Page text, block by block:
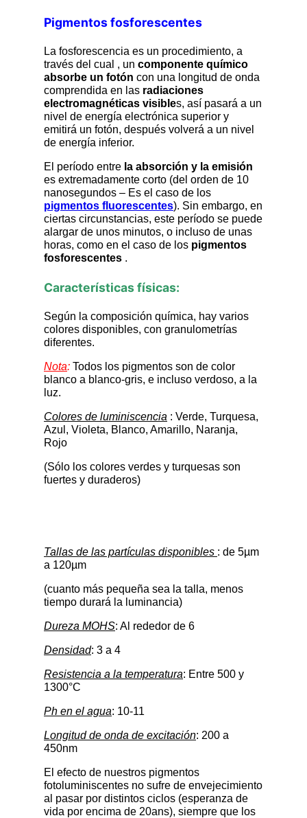
Pigmentos fosforescentes
La fosforescencia es un procedimiento, a
través del cual , un componente químico
absorbe un fotón con una longitud de onda
comprendida en las radiaciones
electromagnéticas visibles, así pasará a un
nivel de energía electrónica superior y
emitirá un fotón, después volverá a un nivel
de energía inferior.
El período entre la absorción y la emisión
es extremadamente corto (del orden de 10
nanosegundos – Es el caso de los
pigmentos fluorescentes). Sin embargo, en
ciertas circunstancias, este período se puede
alargar de unos minutos, o incluso de unas
horas, como en el caso de los pigmentos
fosforescentes .
Características físicas:
Según la composición química, hay varios
colores disponibles, con granulometrías
diferentes.
Nota: Todos los pigmentos son de color
blanco a blanco-gris, e incluso verdoso, a la
luz.
Colores de luminiscencia : Verde, Turquesa,
Azul, Violeta, Blanco, Amarillo, Naranja,
Rojo
(Sólo los colores verdes y turquesas son
fuertes y duraderos)
Tallas de las partículas disponibles : de 5µm
a 120µm
(cuanto más pequeña sea la talla, menos
tiempo durará la luminancia)
Dureza MOHS: Al rededor de 6
Densidad: 3 a 4
Resistencia a la temperatura: Entre 500 y
1300°C
Ph en el agua: 10-11
Longitud de onda de excitación: 200 a
450nm
El efecto de nuestros pigmentos
fotoluminiscentes no sufre de envejecimiento
al pasar por distintos ciclos (esperanza de
vida por encima de 20ans), siempre que los